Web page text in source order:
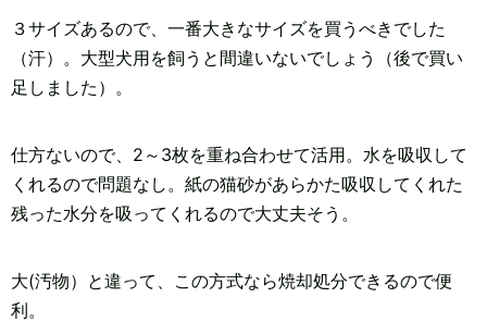
３サイズあるので、一番大きなサイズを買うべきでした
（汗）。大型犬用を飼うと間違いないでしょう（後で買い
足しました）。
仕方ないので、2～3枚を重ね合わせて活用。水を吸収して
くれるので問題なし。紙の猫砂があらかた吸収してくれた
残った水分を吸ってくれるので大丈夫そう。
大(汚物）と違って、この方式なら焼却処分できるので便
利。